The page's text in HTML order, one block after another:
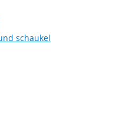
schaukel